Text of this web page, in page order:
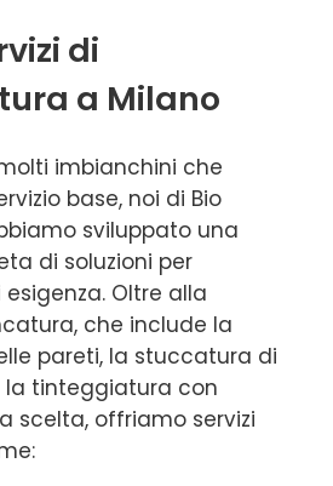
di
a Milano
imbianchini che
base, noi di Bio
sviluppato una
di soluzioni per
Oltre alla
che include la
pareti, la stuccatura di
la tinteggiatura con
scelta, offriamo servizi